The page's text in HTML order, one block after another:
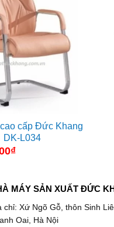
cấp Đức Khang
DK-L034
₫
MÁY SẢN XUẤT ĐỨC
chỉ: Xứ Ngõ Gỗ, thôn Sinh
Oai, Hà Nội